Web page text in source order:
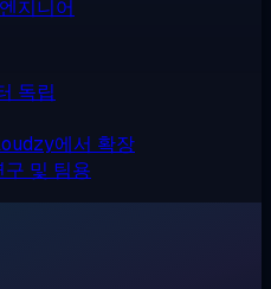
지니어
독립
에서 확장
구 및 팀용